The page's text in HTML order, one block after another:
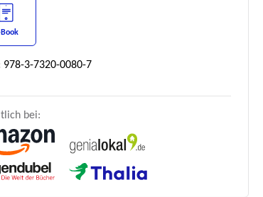
Book
978-3-7320-0080-7
bei: